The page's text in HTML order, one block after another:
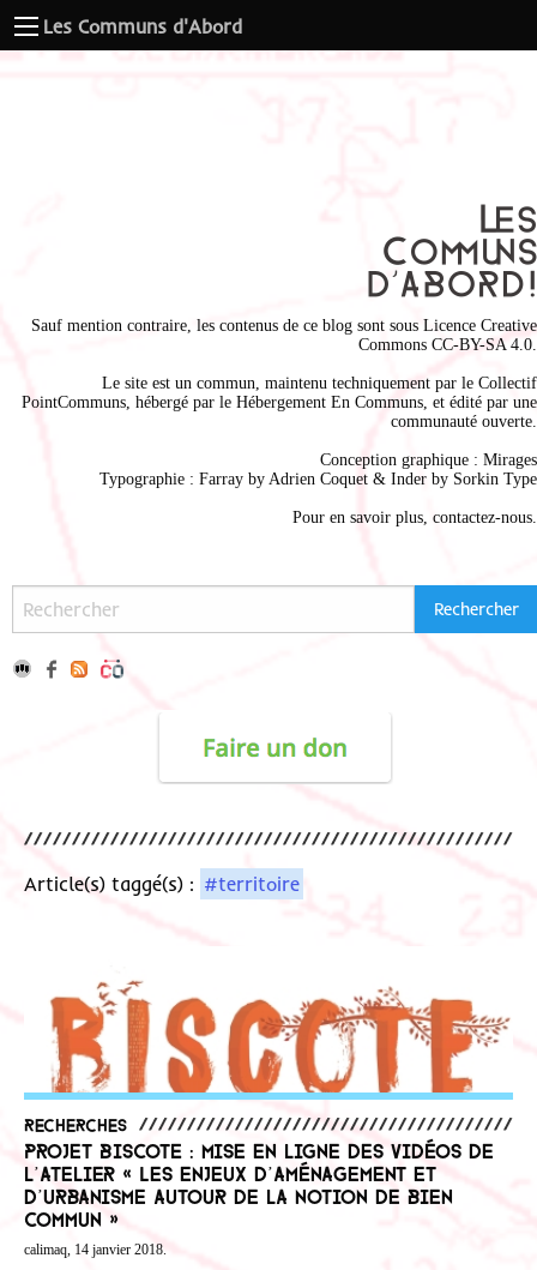
Les Communs d'Abord
Sauf mention contraire, les contenus de ce blog sont sous Licence Creative
Commons CC-BY-SA 4.0
Le site est un commun, maintenu techniquement par le Collectif
PointCommuns , hébergé par le Hébergement En Communs , et édité par une
communauté ouverte.
Conception graphique : Mirages
Typographie : Farray by Adrien Coquet & Inder by Sorkin Type
Pour en savoir plus, contactez-nous
Article(s) taggé(s) : #territoire
Recherches
Projet BISCOTE : mise en ligne des vidéos de
l’atelier « Les enjeux d’aménagement et
d’urbanisme autour de la notion de bien
commun »
calimaq, 14 janvier 2018.